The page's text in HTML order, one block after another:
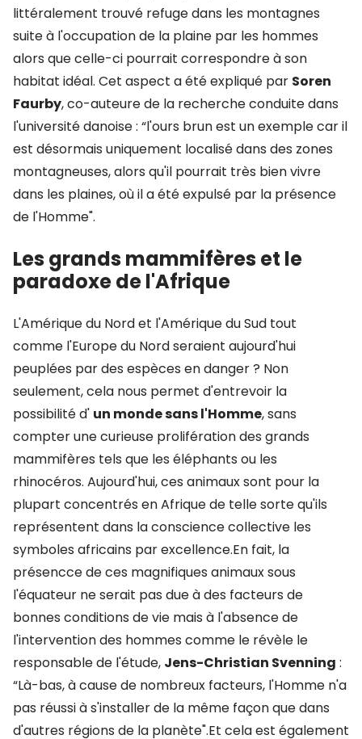
littéralement trouvé refuge dans les montagnes
suite à l'occupation de la plaine par les hommes
alors que celle-ci pourrait correspondre à son
habitat idéal. Cet aspect a été expliqué par Soren
Faurby, co-auteure de la recherche conduite dans
l'université danoise : “l'ours brun est un exemple car il
est désormais uniquement localisé dans des zones
montagneuses, alors qu'il pourrait très bien vivre
dans les plaines, où il a été expulsé par la présence
de l'Homme".
Les grands mammifères et le
paradoxe de l'Afrique
L'Amérique du Nord et l'Amérique du Sud tout
comme l'Europe du Nord seraient aujourd'hui
peuplées par des espèces en danger ? Non
seulement, cela nous permet d'entrevoir la
possibilité d' un monde sans l'Homme, sans
compter une curieuse prolifération des grands
mammifères tels que les éléphants ou les
rhinocéros. Aujourd'hui, ces animaux sont pour la
plupart concentrés en Afrique de telle sorte qu'ils
représentent dans la conscience collective les
symboles africains par excellence.En fait, la
présencce de ces magnifiques animaux sous
l'équateur ne serait pas due à des facteurs de
bonnes conditions de vie mais à l'absence de
l'intervention des hommes comme le révèle le
responsable de l'étude, Jens-Christian Svenning :
“Là-bas, à cause de nombreux facteurs, l'Homme n'a
pas réussi à s'installer de la même façon que dans
d'autres régions de la planète".Et cela est également